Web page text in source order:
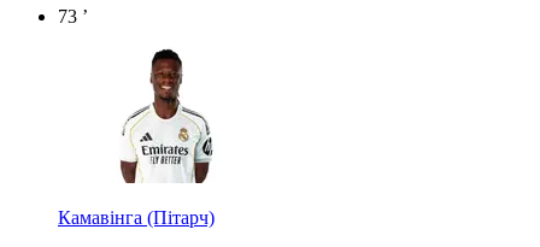
73 ’
Камавінга (Пітарч)